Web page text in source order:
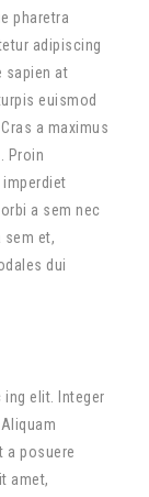
pharetra
adipiscing
sapien at
euismod
a maximus
Proin
a sem nec
sem et,
dui
ing elit. Integer
a posuere
amet,